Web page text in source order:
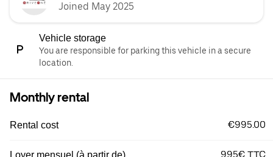
Joined May 2025
Vehicle storage
You are responsible for parking this vehicle in a secure
location.
Monthly rental
Rental cost €995.00
Loyer mensuel (à partir de)